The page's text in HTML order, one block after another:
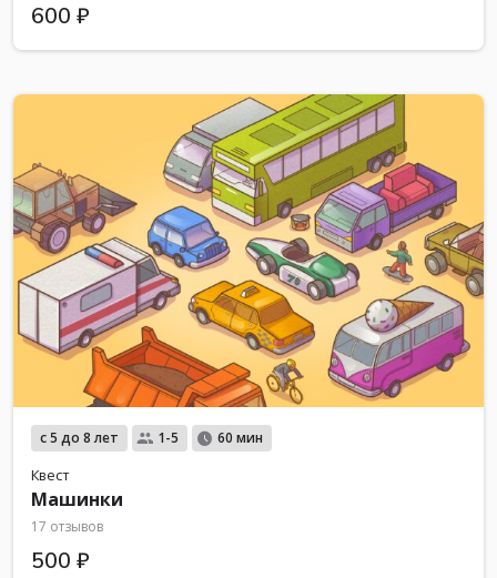
600 ₽
с 5 до 8 лет 1-5 60 мин
Квест
Машинки
17 отзывов
500 ₽